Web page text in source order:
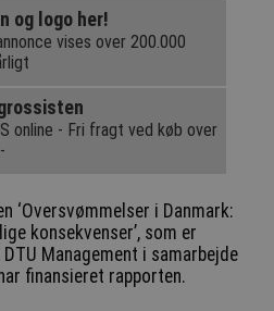
og logo her!
vises over 200.000
online - Fri fragt ved køb over
‘Oversvømmelser i Danmark:
konsekvenser’, som er
Management i samarbejde
finansieret rapporten.